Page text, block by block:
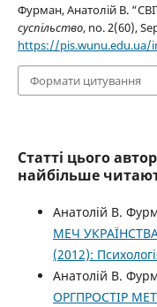
Фурман, Анатолій В.
суспільство, no. 2(60),
https://pis.wunu.edu.ua/
Формати цитування
Статті цього
найбільше
Анатолій В.
МЕЧ
(2012):
Анатолій В.
ОРГПРОСТІР